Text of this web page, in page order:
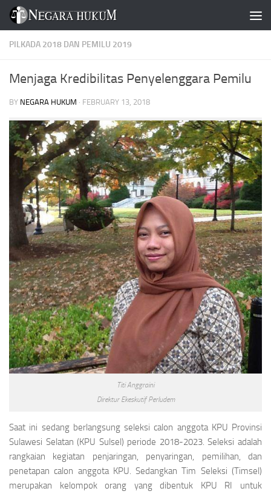
Skip to content
PILKADA 2018 DAN PEMILU 2019
Menjaga Kredibilitas Penyelenggara Pemilu
BY NEGARA HUKUM · FEBRUARY 13, 2018
Titi Anggraini
Direktur Ekeskutif Perludem
Saat ini sedang berlangsung seleksi calon anggota KPU Provinsi
Sulawesi Selatan (KPU Sulsel) periode 2018-2023. Seleksi adalah
rangkaian kegiatan penjaringan, penyaringan, pemilihan, dan
penetapan calon anggota KPU. Sedangkan Tim Seleksi (Timsel)
merupakan kelompok orang yang dibentuk KPU RI untuk